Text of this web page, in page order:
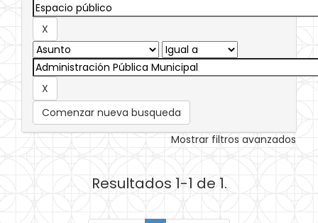
Comenzar nueva busqueda
Mostrar filtros avanzados
Resultados 1-1 de 1.